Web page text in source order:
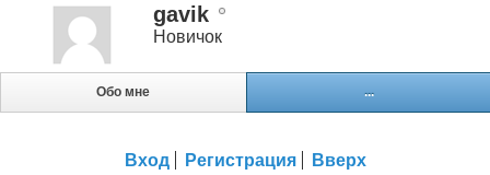
gavik
Новичок
Обо мне ...
Вход Регистрация Вверх